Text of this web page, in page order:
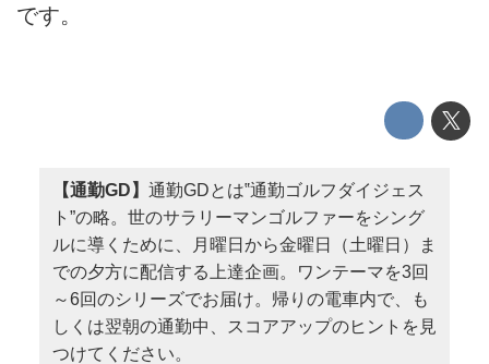
です。
【通勤GD】 通勤GDとは‟通勤ゴルフダイジェス
ト”の略。世のサラリーマンゴルファーをシング
ルに導くために、月曜日から金曜日（土曜日）ま
での夕方に配信する上達企画。ワンテーマを3回
～6回のシリーズでお届け。帰りの電車内で、も
しくは翌朝の通勤中、スコアアップのヒントを見
つけてください。